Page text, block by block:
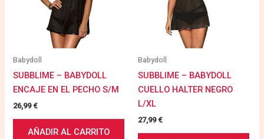
Babydoll
SUBBLIME – BABYDOLL
ENCAJE EN EL PECHO S/M
26,99€
AÑADIR AL CARRITO
Babydoll
SUBBLIME – BABYDOLL
CUELLO HALTER NEGRO
L/XL
27,99€